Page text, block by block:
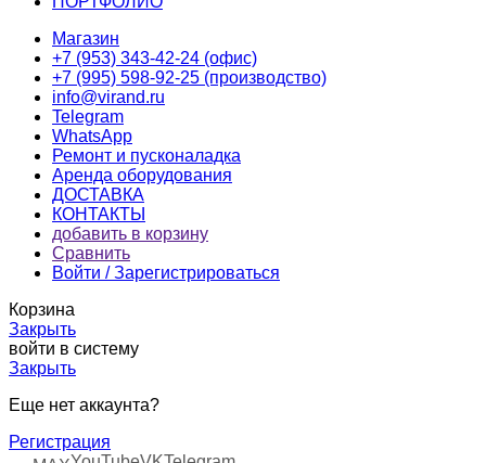
Магазин
+7 (953) 343-42-24 (офис)
+7 (995) 598-92-25 (производство)
info@virand.ru
Telegram
WhatsApp
Ремонт и пусконаладка
Аренда оборудования
ДОСТАВКА
КОНТАКТЫ
добавить в корзину
Сравнить
Войти / Зарегистрироваться
Корзина
Закрыть
войти в систему
Закрыть
Еще нет аккаунта?
Регистрация